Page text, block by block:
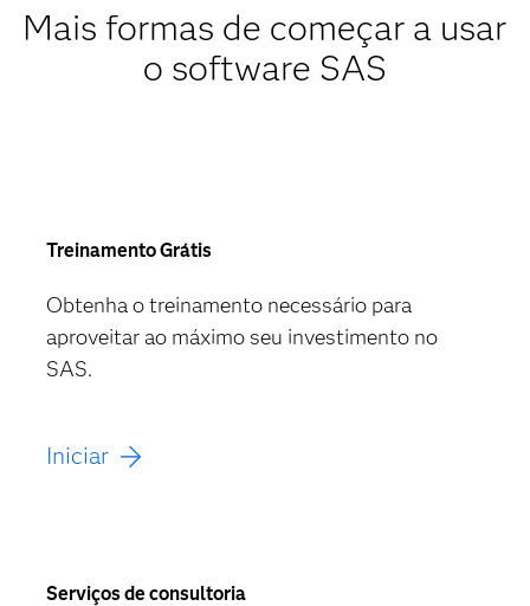
Mais formas de começar a usar
o software SAS
Treinamento Grátis
Obtenha o treinamento necessário para
aproveitar ao máximo seu investimento no
SAS.
Iniciar
Serviços de consultoria